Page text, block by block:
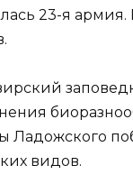
23-я армия.
Ладожского
видов.